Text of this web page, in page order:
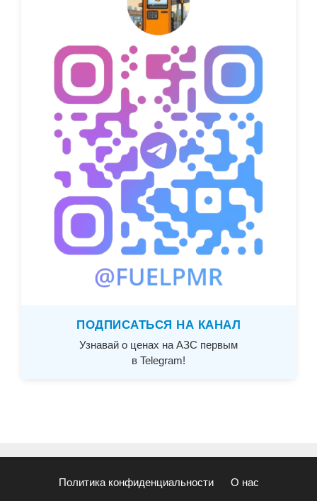
ПОДПИСАТЬСЯ НА КАНАЛ
Узнавай о ценах на АЗС первым
в Telegram!
Политика конфиденциальности О нас